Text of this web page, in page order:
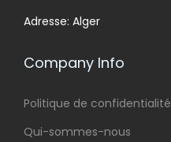
Adresse: Alger
Company Info
Politique de confidentialité
Qui-sommes-nous